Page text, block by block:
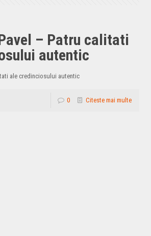
– Patru calitati
autentic
ale credinciosului autentic
0 Citeste mai multe